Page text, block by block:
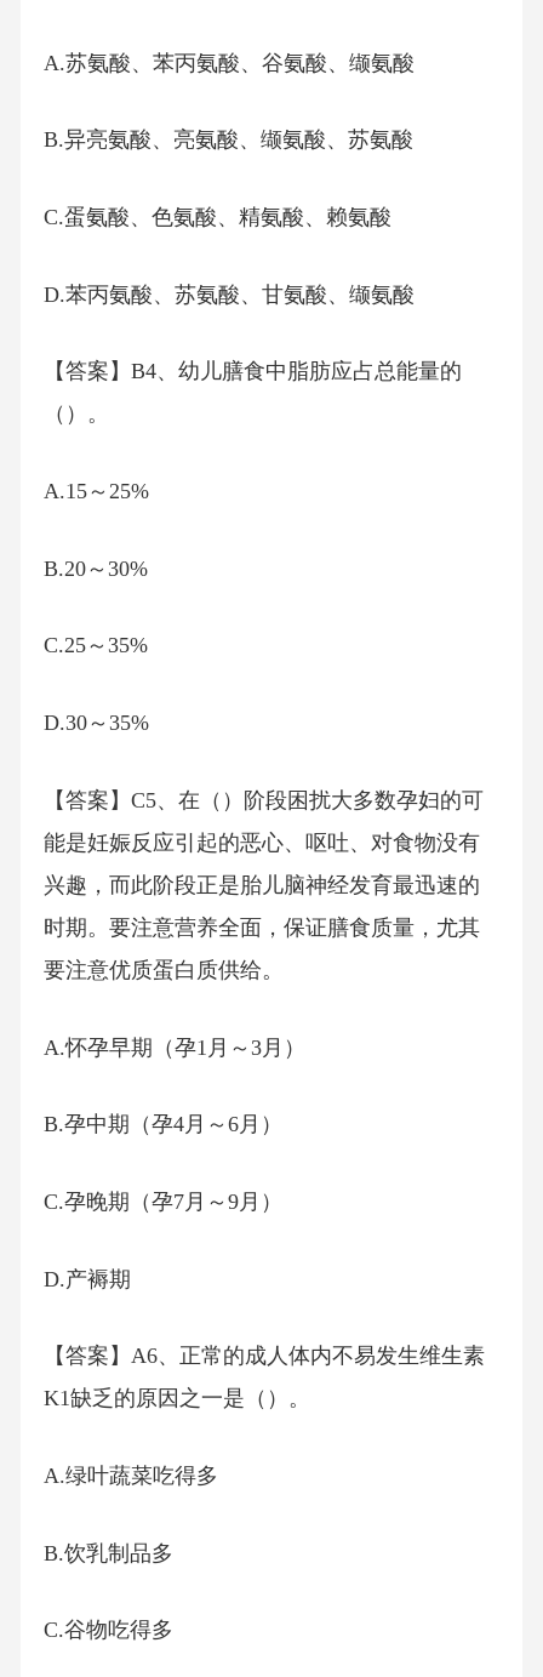
A.苏氨酸、苯丙氨酸、谷氨酸、缬氨酸
B.异亮氨酸、亮氨酸、缬氨酸、苏氨酸
C.蛋氨酸、色氨酸、精氨酸、赖氨酸
D.苯丙氨酸、苏氨酸、甘氨酸、缬氨酸
【答案】B4、幼儿膳食中脂肪应占总能量的
（）。
A.15～25%
B.20～30%
C.25～35%
D.30～35%
【答案】C5、在（）阶段困扰大多数孕妇的可
能是妊娠反应引起的恶心、呕吐、对食物没有
兴趣，而此阶段正是胎儿脑神经发育最迅速的
时期。要注意营养全面，保证膳食质量，尤其
要注意优质蛋白质供给。
A.怀孕早期（孕1月～3月）
B.孕中期（孕4月～6月）
C.孕晚期（孕7月～9月）
D.产褥期
【答案】A6、正常的成人体内不易发生维生素
K1缺乏的原因之一是（）。
A.绿叶蔬菜吃得多
B.饮乳制品多
C.谷物吃得多